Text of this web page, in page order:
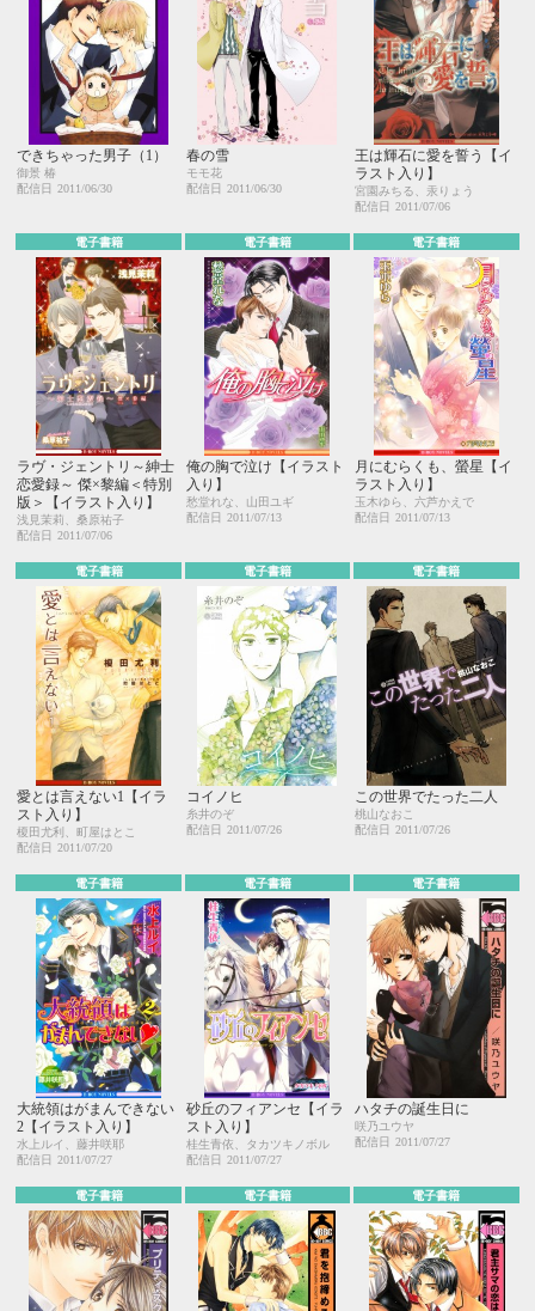
できちゃった男子（1）
御景 椿
配信日
2011/06/30
春の雪
モモ花
配信日
2011/06/30
王は輝石に愛を誓う【イ
ラスト入り】
宮園みちる、汞りょう
配信日
2011/07/06
電子書籍
ラヴ・ジェントリ～紳士
恋愛録～ 傑×黎編＜特別
版＞【イラスト入り】
浅見茉莉、桑原祐子
配信日 2011/07/06
電子書籍
俺の胸で泣け【イラスト
入り】
愁堂れな、山田ユギ
配信日 2011/07/13
電子書籍
月にむらくも、螢星【イ
ラスト入り】
玉木ゆら、六芦かえで
配信日 2011/07/13
電子書籍
愛とは言えない1【イラ
スト入り】
榎田尤利、町屋はとこ
配信日
2011/07/20
電子書籍
コイノヒ
糸井のぞ
配信日
2011/07/26
電子書籍
この世界でたった二人
桃山なおこ
配信日
2011/07/26
電子書籍
大統領はがまんできない
2【イラスト入り】
水上ルイ、藤井咲耶
配信日
2011/07/27
電子書籍
砂丘のフィアンセ【イラ
スト入り】
桂生青依、タカツキノボル
配信日
2011/07/27
電子書籍
ハタチの誕生日に
咲乃ユウヤ
配信日
2011/07/27
電子書籍 電子書籍 電子書籍